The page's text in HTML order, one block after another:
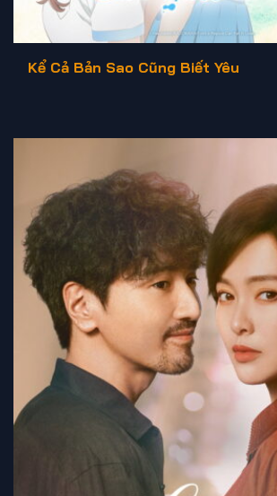
Kể Cả Bản Sao Cũng Biết Yêu